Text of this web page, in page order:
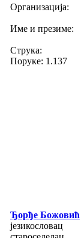
Организација:
Име и презиме:
Струка:
Поруке: 1.137
Ђорђе Божовић
језикословац